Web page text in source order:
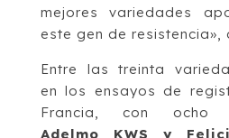
mejores variedades
este gen de resistencia»,
Entre las treinta
en los ensayos de
Francia, con ocho
Adelmo KWS y